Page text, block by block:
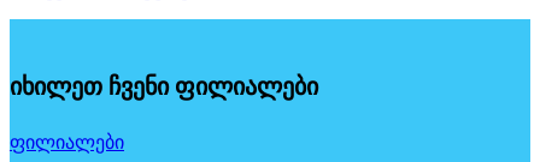
The
იხილეთ ჩვენი ფილიალები
ფილიალები